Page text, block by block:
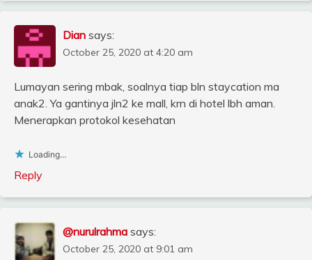
Dian says:
October 25, 2020 at 4:20 am
Lumayan sering mbak, soalnya tiap bln staycation ma
anak2. Ya gantinya jln2 ke mall, krn di hotel lbh aman.
Menerapkan protokol kesehatan
Loading...
Reply
@nurulrahma says:
October 25, 2020 at 9:01 am